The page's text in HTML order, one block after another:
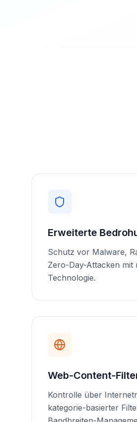
Erweiterte
Schutz vor Malware,
Zero-Day-Attacken mit
Technologie.
Web-Content-
Kontrolle über
kategorie-basierter